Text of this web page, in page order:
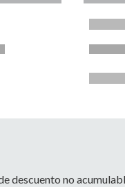
descuento no